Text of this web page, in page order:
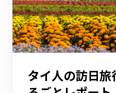
タイ人の訪日旅